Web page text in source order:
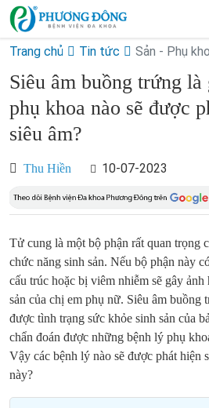
Trang chủ Tin tức Sản - Phụ
Siêu âm buồng trứng
phụ khoa nào sẽ được
siêu âm?
Thu Hiền 10-07-2023
Tử cung là một bộ phận rất quan trọng
chức năng sinh sản. Nếu bộ phận này
cấu trúc hoặc bị viêm nhiễm sẽ gây
sản của chị em phụ nữ. Siêu âm buồng
được tình trạng sức khỏe sinh sản của
chẩn đoán được những bệnh lý phụ
Vậy các bệnh lý nào sẽ được phát hiện
này?